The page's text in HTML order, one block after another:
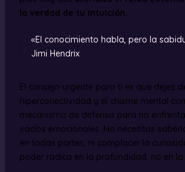
la verdad de tu intuición.
«El conocimiento habla, pero la
Jimi Hendrix
El consejo urgente para ti es que dejes
hiperconectividad y el chisme mental
mecanismo de defensa para no
vacíos emocionales. No necesitas
en todas partes, ni complacer la
poder radica en la profundidad, no en la